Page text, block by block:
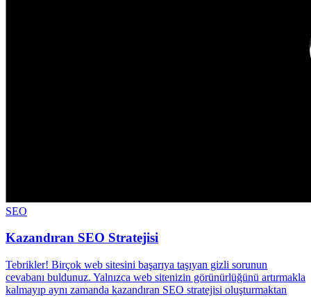
SEO
Kazandıran SEO Stratejisi
Tebrikler! Birçok web sitesini başarıya taşıyan gizli sorunun
cevabanı buldunuz. Yalnızca web sitenizin görünürlüğünü artırmakla
kalmayıp aynı zamanda kazandıran SEO stratejisi oluşturmaktan